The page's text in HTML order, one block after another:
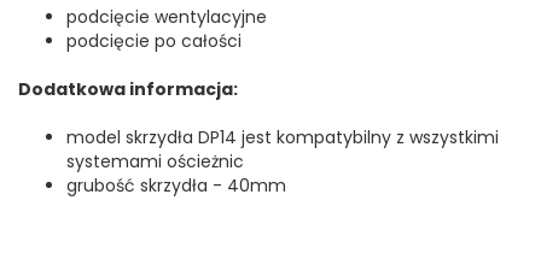
podcięcie wentylacyjne
podcięcie po całości
Dodatkowa informacja:
model skrzydła DP14 jest kompatybilny z wszystkimi
systemami ościeżnic
grubość skrzydła - 40mm